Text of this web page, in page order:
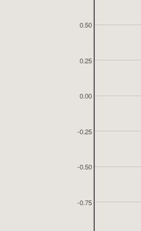
-0.75
-0.50
-0.25
0.00
0.25
0.50